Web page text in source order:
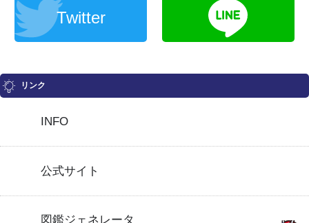
Twitter
リンク
INFO
公式サイト
図鑑ジェネレータ